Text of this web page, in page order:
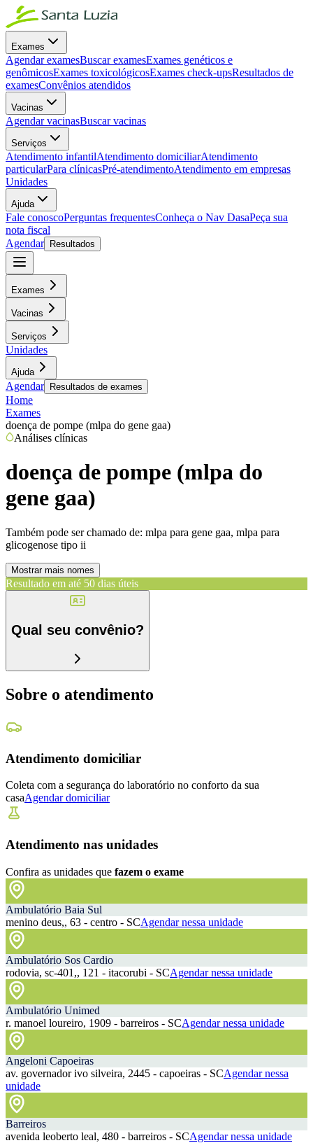
Exames
Agendar examesBuscar examesExames genéticos e
genômicosExames toxicológicosExames check-upsResultados de
examesConvênios atendidos
Vacinas
Agendar vacinasBuscar vacinas
Serviços
Atendimento infantilAtendimento domiciliarAtendimento
particularPara clínicasPré-atendimentoAtendimento em empresas
Unidades
Ajuda
Fale conoscoPerguntas frequentesConheça o Nav DasaPeça sua
nota fiscal
Agendar
Resultados
Exames
Vacinas
Serviços
Unidades
Ajuda
Agendar Resultados de exames
Home
Exames
doença de pompe (mlpa do gene gaa)
Análises clínicas
doença de pompe (mlpa do
gene gaa)
Também pode ser chamado de: mlpa para gene gaa, mlpa para
glicogenose tipo ii
Mostrar mais nomes
Resultado em até 50 dias úteis
Qual seu convênio?
Sobre o atendimento
Atendimento domiciliar
Coleta com a segurança do laboratório no conforto da sua
casaAgendar domiciliar
Atendimento nas unidades
Confira as unidades que fazem o exame
Ambulatório Baia Sul
menino deus,, 63 - centro - SCAgendar nessa unidade
Ambulatório Sos Cardio
rodovia, sc-401,, 121 - itacorubi - SCAgendar nessa unidade
Ambulatório Unimed
r. manoel loureiro, 1909 - barreiros - SCAgendar nessa unidade
Angeloni Capoeiras
av. governador ivo silveira, 2445 - capoeiras - SCAgendar nessa
unidade
Barreiros
avenida leoberto leal, 480 - barreiros - SCAgendar nessa unidade